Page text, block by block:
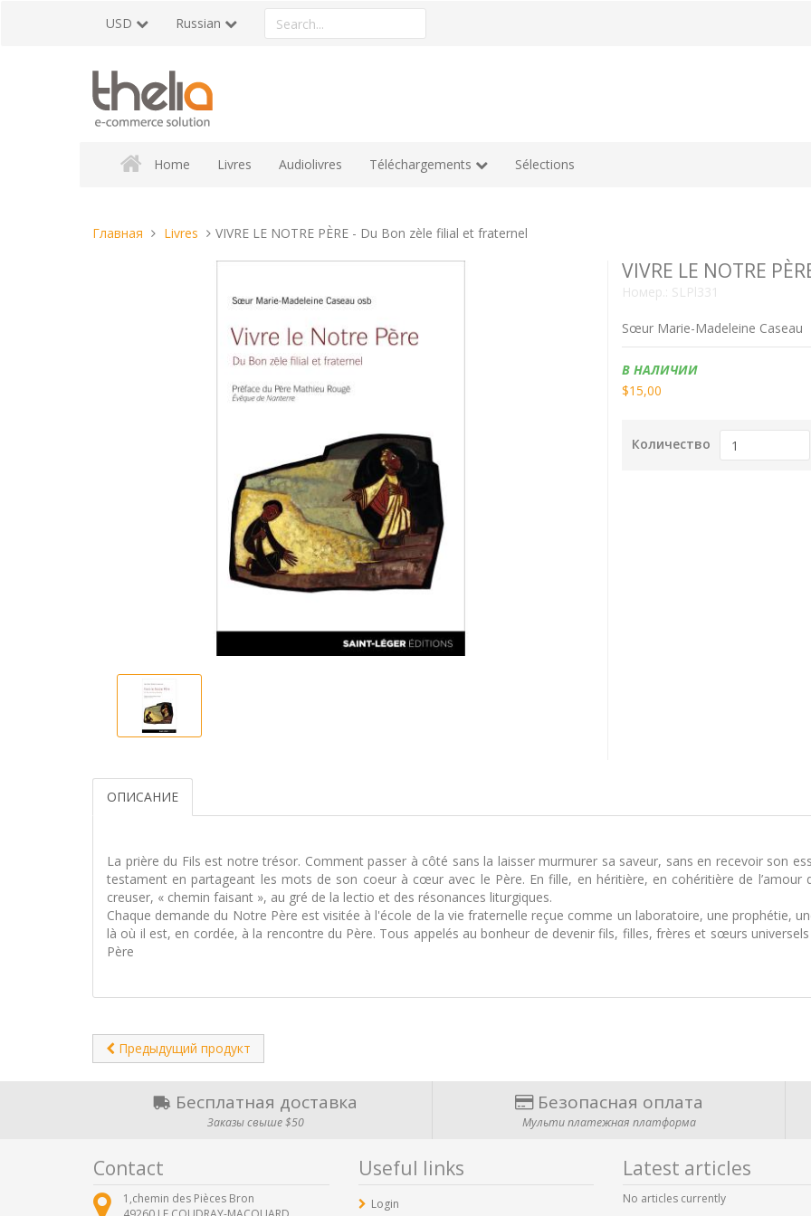
USD Russian
Search
a
Home Livres Audiolivres Téléchargements Sélections
Вы
Главная Livres VIVRE LE NOTRE PÈRE - Du Bon zèle filial et fraternel
VIVRE LE NOTRE
Номер.: SLPl331
Sœur Marie-Madeleine Caseau
Наличие:
В НАЛИЧИИ
$15,00
Количество
ОПИСАНИЕ
La prière du Fils est notre trésor. Comment passer à côté sans la laisser murmurer sa saveur, sans en recevoir son
testament en partageant les mots de son coeur à cœur avec le Père. En fille, en héritière, en cohéritière de l’amour
creuser, « chemin faisant », au gré de la lectio et des résonances liturgiques.
Chaque demande du Notre Père est visitée à l'école de la vie fraternelle reçue comme un laboratoire, une prophétie,
là où il est, en cordée, à la rencontre du Père. Tous appelés au bonheur de devenir fils, filles, frères et sœurs
Père
Предыдущий продукт
Бесплатная доставка
Заказы свыше $50
Безопасная оплата
Мульти платежная платформа
Contact
1,chemin des Pièces Bron
Useful links
Login
Latest articles
No articles currently